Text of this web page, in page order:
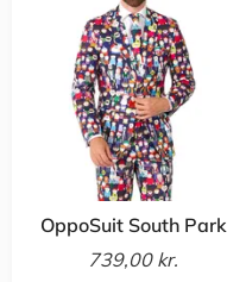
OppoSuit South Park
739,00 kr.